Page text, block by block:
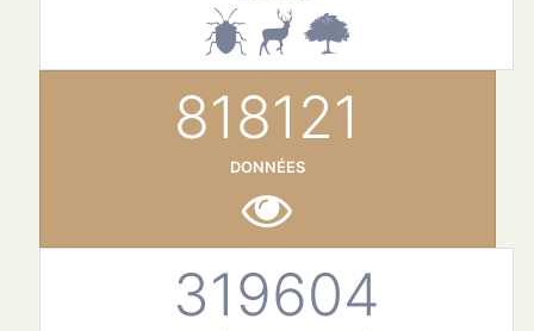
818121
DONNÉES
319604